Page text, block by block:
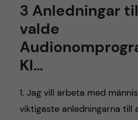
3 Anledningar
valde
KI…
1. Jag vill arbeta med
viktigaste anledningarna till